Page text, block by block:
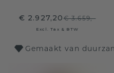
€ 2.927,20€ 3.659,-
Excl. Tax & BTW
Gemaakt van